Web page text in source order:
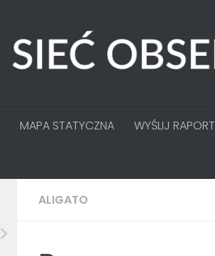
MAPA STATYCZNA WYŚLIJ RAPORT
ALIGATO